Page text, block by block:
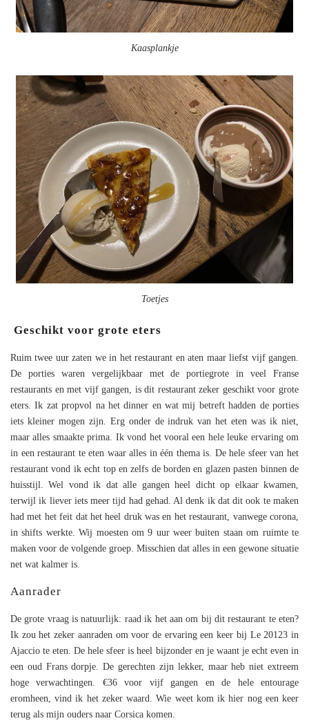
Kaasplankje
Toetjes
Geschikt voor grote eters
Ruim twee uur zaten we in het restaurant en aten maar liefst vijf gangen.
De porties waren vergelijkbaar met de portiegrote in veel Franse
restaurants en met vijf gangen, is dit restaurant zeker geschikt voor grote
eters. Ik zat propvol na het dinner en wat mij betreft hadden de porties
iets kleiner mogen zijn. Erg onder de indruk van het eten was ik niet,
maar alles smaakte prima. Ik vond het vooral een hele leuke ervaring om
in een restaurant te eten waar alles in één thema is. De hele sfeer van het
restaurant vond ik echt top en zelfs de borden en glazen pasten binnen de
huisstijl. Wel vond ik dat alle gangen heel dicht op elkaar kwamen,
terwijl ik liever iets meer tijd had gehad. Al denk ik dat dit ook te maken
had met het feit dat het heel druk was en het restaurant, vanwege corona,
in shifts werkte. Wij moesten om 9 uur weer buiten staan om ruimte te
maken voor de volgende groep. Misschien dat alles in een gewone situatie
net wat kalmer is.
Aanrader
De grote vraag is natuurlijk: raad ik het aan om bij dit restaurant te eten?
Ik zou het zeker aanraden om voor de ervaring een keer bij Le 20123 in
Ajaccio te eten. De hele sfeer is heel bijzonder en je waant je echt even in
een oud Frans dorpje. De gerechten zijn lekker, maar heb niet extreem
hoge verwachtingen. €36 voor vijf gangen en de hele entourage
eromheen, vind ik het zeker waard. Wie weet kom ik hier nog een keer
terug als mijn ouders naar Corsica komen.